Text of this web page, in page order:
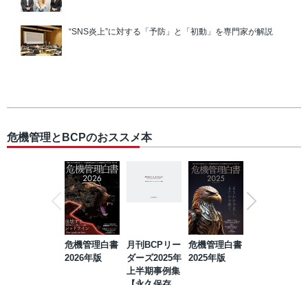
“SNS炎上”に対する「予防」と「初動」を専門家が解説
危機管理とBCPのおススメ本
危機管理白書
2026年版
月刊BCPリー
ダーズ2025年
上半期事例集
危機管理白書
2025年版